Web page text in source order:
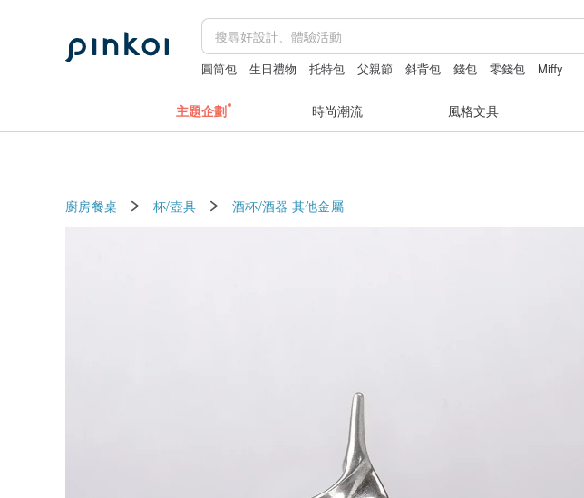
圓筒包 生日禮物 托特包 父親節 斜背包 錢包 零錢包 Miffy
主題企劃 時尚潮流 風格文具
廚房餐桌 杯/壺具 酒杯/酒器 其他金屬